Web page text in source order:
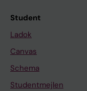
Student
Ladok
Canvas
Schema
Studentmejlen